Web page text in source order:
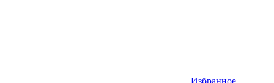
Избранное